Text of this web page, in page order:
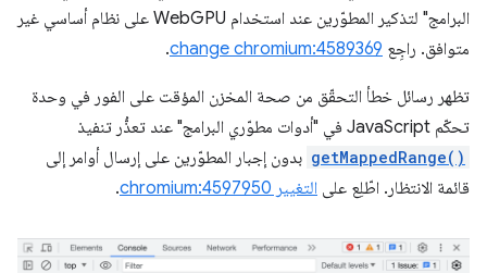
البرامج" لتذكير المطوّرين عند استخدام WebGPU على نظام أساسي غير
متوافق. راجِع change chromium:4589369
.
تظهر رسائل خطأ التحقّق من صحة المخزن المؤقت على الفور في وحدة
تحكّم JavaScript في "أدوات مطوّري البرامج" عند تعذُّر تنفيذ
getMappedRange() بدون إجبار المطوّرين على إرسال أوامر إلى
قائمة الانتظار. اطّلِع على التغيير chromium:4597950 .